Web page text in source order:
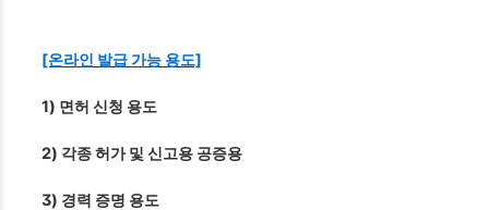
[온라인 발급 가능 용도]
1) 면허 신청 용도
2) 각종 허가 및 신고용 공증용
3) 경력 증명 용도